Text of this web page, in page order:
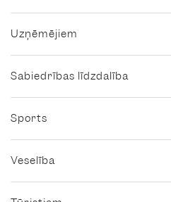
Uzņēmējiem
Sabiedrības līdzdalība
Sports
Veselība